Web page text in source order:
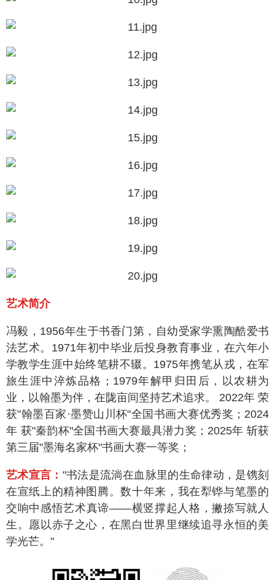
艺术简介
冯毅，1956年生于书香门第，自幼受家学熏陶酷爱书
法艺术。1971年初中毕业后投身教育事业，在六年小
学教学生涯中始终笔耕不辍。1975年携笔从戎，在军
旅生涯中淬炼品格；1979年解甲归田后，以农耕为
业，以翰墨为伴，在陇亩间坚持艺术追求。 2022年 荣
获"翰墨百家·墨赞山川杯"全国书画大赛优秀奖 ； 2024
年 获"秦韵杯"全国书画大赛最具潜力奖 ； 2025年 斩获
第三届"墨海名家杯"书画大赛一等奖 ；
艺术宣言： "书法是流淌在血脉里的生命律动，是镌刻
在宣纸上的精神图腾。数十年来，我在犁铧与笔墨的
交响中感悟艺术真谛——横竖撑起人格，撇捺写就人
生。愿以赤子之心，在黑白世界里继续追寻永恒的美
学光芒。"